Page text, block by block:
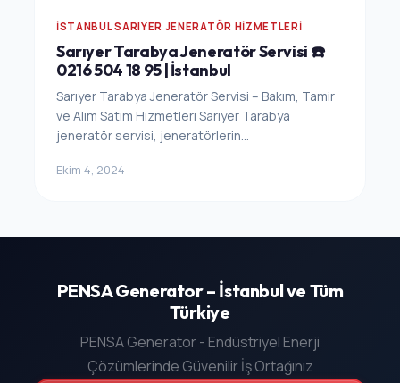
İSTANBUL SARIYER JENERATÖR HIZMETLERI
Sarıyer Tarabya Jeneratör Servisi ☎️
0216 504 18 95 | İstanbul
Sarıyer Tarabya Jeneratör Servisi – Bakım, Tamir
ve Alım Satım Hizmetleri Sarıyer Tarabya
jeneratör servisi, jeneratörlerin...
Ekim 4, 2024
PENSA Generator – İstanbul ve Tüm
Türkiye
PENSA Generator - Endüstriyel Enerji
Çözümlerinde Güvenilir İş Ortağınız